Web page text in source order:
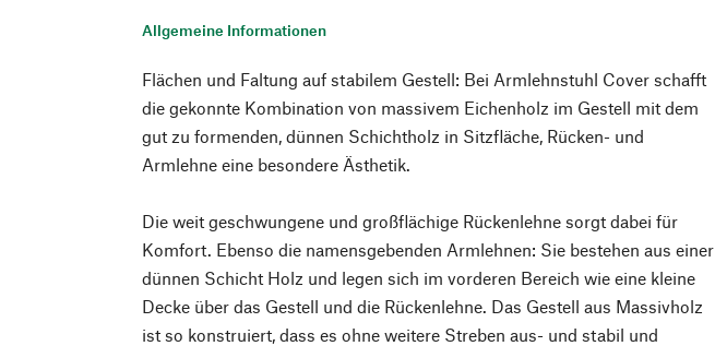
Allgemeine Informationen
Flächen und Faltung auf stabilem Gestell: Bei Armlehnstuhl Cover schafft
die gekonnte Kombination von massivem Eichenholz im Gestell mit dem
gut zu formenden, dünnen Schichtholz in Sitzfläche, Rücken- und
Armlehne eine besondere Ästhetik.
Die weit geschwungene und großflächige Rückenlehne sorgt dabei für
Komfort. Ebenso die namensgebenden Armlehnen: Sie bestehen aus einer
dünnen Schicht Holz und legen sich im vorderen Bereich wie eine kleine
Decke über das Gestell und die Rückenlehne. Das Gestell aus Massivholz
ist so konstruiert, dass es ohne weitere Streben aus- und stabil und